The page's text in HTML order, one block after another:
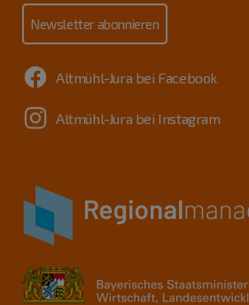
Newsletter abonnieren
Altmühl-Jura bei Facebook
Altmühl-Jura bei Instagram